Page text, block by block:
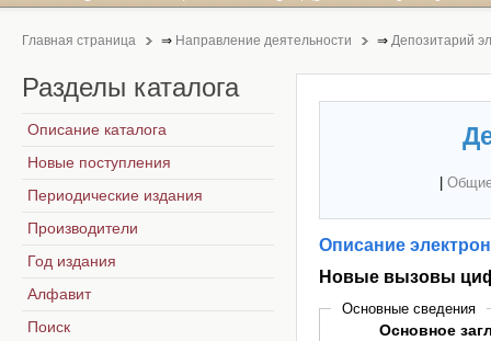
Главная страница ⇒ Направление деятельности ⇒ Депозитарий
Описание
Новые вызовы
Основные сведения
Основное
Разделы каталога
Описание каталога
Новые поступления
Периодические издания
Производители
Год издания
Алфавит
Поиск